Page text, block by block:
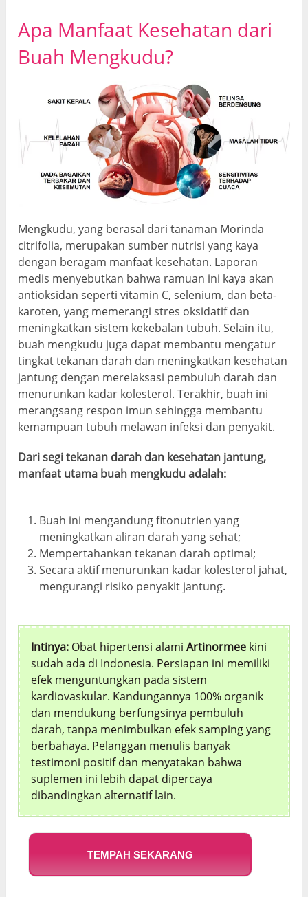
Apa Manfaat Kesehatan dari
Buah Mengkudu?
Mengkudu, yang berasal dari tanaman Morinda
citrifolia, merupakan sumber nutrisi yang kaya
dengan beragam manfaat kesehatan. Laporan
medis menyebutkan bahwa ramuan ini kaya akan
antioksidan seperti vitamin C, selenium, dan beta-
karoten, yang memerangi stres oksidatif dan
meningkatkan sistem kekebalan tubuh. Selain itu,
buah mengkudu juga dapat membantu mengatur
tingkat tekanan darah dan meningkatkan kesehatan
jantung dengan merelaksasi pembuluh darah dan
menurunkan kadar kolesterol. Terakhir, buah ini
merangsang respon imun sehingga membantu
kemampuan tubuh melawan infeksi dan penyakit.
Dari segi tekanan darah dan kesehatan jantung,
manfaat utama buah mengkudu adalah:
Buah ini mengandung fitonutrien yang
meningkatkan aliran darah yang sehat;
Mempertahankan tekanan darah optimal;
Secara aktif menurunkan kadar kolesterol jahat,
mengurangi risiko penyakit jantung.
Intinya: Obat hipertensi alamiArtinormee kini
sudah ada di Indonesia. Persiapan ini memiliki
efek menguntungkan pada sistem
kardiovaskular. Kandungannya 100% organik
dan mendukung berfungsinya pembuluh
darah, tanpa menimbulkan efek samping yang
berbahaya. Pelanggan menulis banyak
testimoni positif dan menyatakan bahwa
suplemen ini lebih dapat dipercaya
dibandingkan alternatif lain.
TEMPAH SEKARANG